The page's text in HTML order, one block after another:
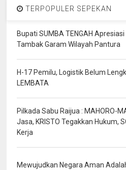
TERPOPULER SEPEKAN
Bupati SUMBA TENGAH
Tambak Garam Wilayah Pantura
H-17 Pemilu, Logistik Belum
LEMBATA
Pilkada Sabu Raijua : MAHORO-
Jasa, KRISTO Tegakkan Hukum,
Kerja
Mewujudkan Negara Aman